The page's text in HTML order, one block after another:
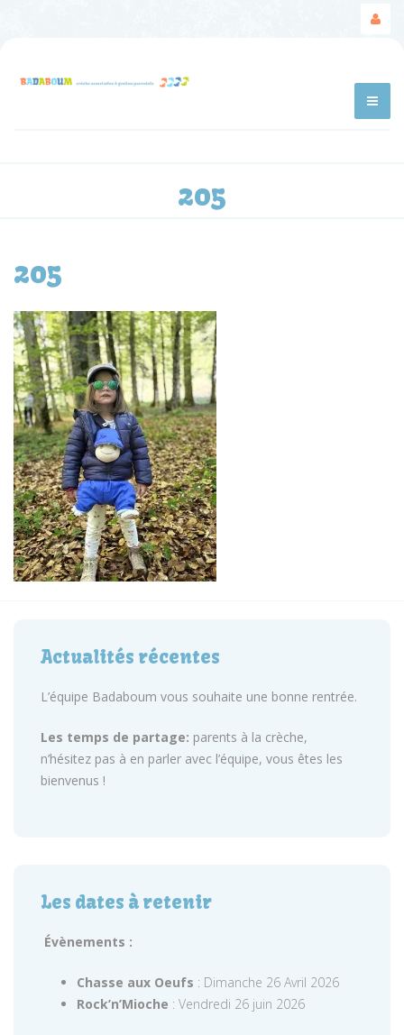
205
205
Actualités récentes
L’équipe Badaboum vous souhaite une bonne rentrée.
Les temps de partage: parents à la crèche,
n’hésitez pas à en parler avec l’équipe, vous êtes les
bienvenus !
Les dates à retenir
Évènements :
Chasse aux Oeufs : Dimanche 26 Avril 2026
Rock’n’Mioche : Vendredi 26 juin 2026